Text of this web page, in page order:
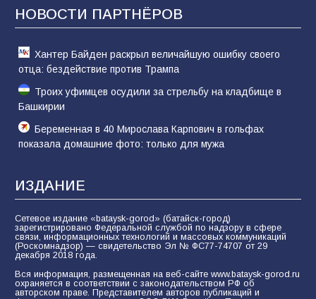
61 05.08.2026
НОВОСТИ ПАРТНЁРОВ
Хантер Байден раскрыл величайшую ошибку своего
отца: бездействие против Трампа
Троих уфимцев осудили за стрельбу на кладбище в
Башкирии
Беременная в 40 Мирослава Карпович в гольфах
показала домашние фото: только для мужа
ИЗДАНИЕ
Сетевое издание «bataysk-gorod» (батайск-город)
зарегистрировано Федеральной службой по надзору в сфере
связи, информационных технологий и массовых коммуникаций
(Роскомнадзор) — свидетельство Эл № ФС77-74707 от 29
декабря 2018 года.
Вся информация, размещенная на веб-сайте www.bataysk-gorod.ru
охраняется в соответствии с законодательством РФ об
авторском праве. Представителем авторов публикаций и